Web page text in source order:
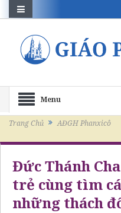
Menu
Trang Chủ AĐGH Phanxicô
Đức Thánh
trẻ cùng tìm
những thách